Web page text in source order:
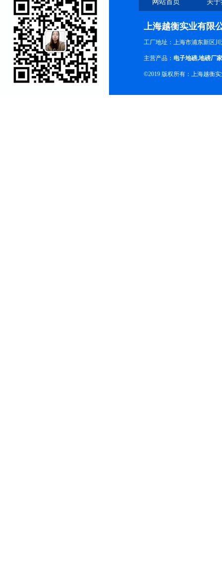
网站首页 关
上海越衡实业有限
工厂地址：上海市浦东新区川
主营产品： 电子地磅,地磅厂家
©2019 版权所有：上海越衡